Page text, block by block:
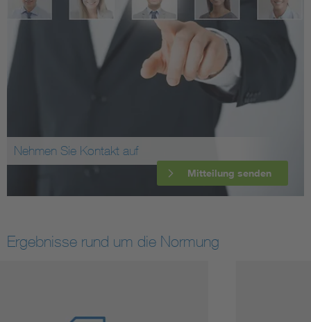
Nehmen Sie Kontakt auf
Mitteilung senden
Ergebnisse rund um die Normung